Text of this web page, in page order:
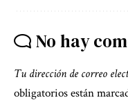
No hay
Tu dirección de correo
obligatorios están